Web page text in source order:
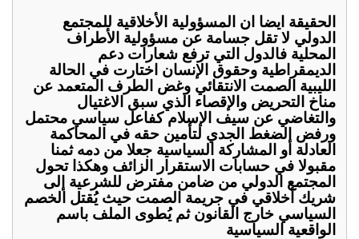
الحقيقة ايضا ان المسؤولية الأخلاقية للمجتمع
الدولي لا تقل جسامة عن مسؤولية الأطراف
المحلية فالدول التي ترفع شعارات دعم
الديمقراطية وحقوق الإنسان اختارت في الحالة
الليبية الصمت الانتقائي وغض الطرف المتعمد عن
مناخ التحريض والإقصاء الذي سبق الاغتيال
والتغاضي عن سيف الإسلام كفاعل سياسي محتمل
ورفض الضغط الجدي لتأمين حقه في المحاكمة
العادلة أو المشاركة السياسية جعلا من دمه ثمنا
مقبولا في حسابات الاستقرار الزائف وهكذا تحول
المجتمع الدولي من ضامن مفترض للشرعية إلى
شريك أخلاقي في جريمة الصمت حيث يُقتل الخصم
السياسي خارج القانون ثم يُطوى الملف باسم
الواقعية السياسية